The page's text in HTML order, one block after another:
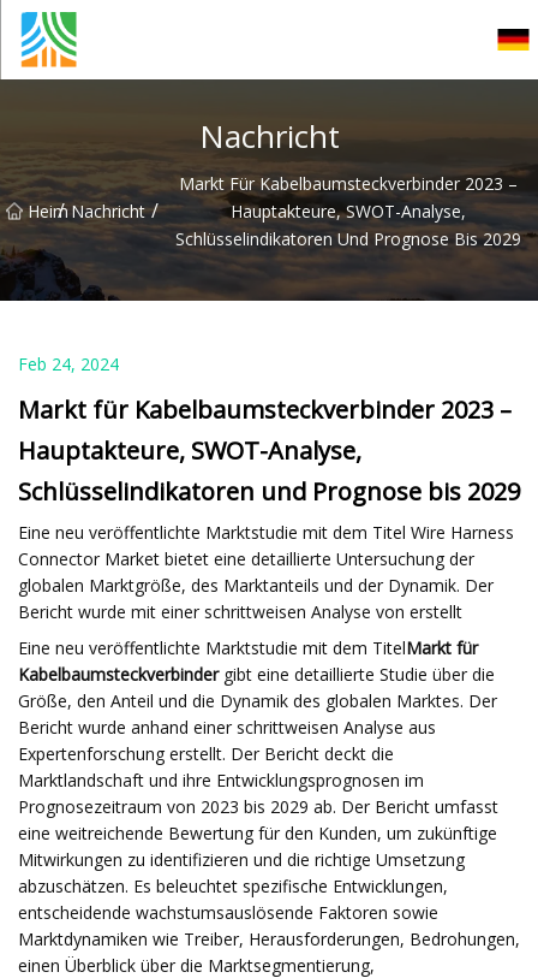
Nachricht
Heim
/ Nachricht /
Markt Für Kabelbaumsteckverbinder 2023 –
Hauptakteure, SWOT-Analyse,
Schlüsselindikatoren Und Prognose Bis 2029
Feb 24, 2024
Markt für Kabelbaumsteckverbinder 2023 –
Hauptakteure, SWOT-Analyse,
Schlüsselindikatoren und Prognose bis 2029
Eine neu veröffentlichte Marktstudie mit dem Titel Wire Harness
Connector Market bietet eine detaillierte Untersuchung der
globalen Marktgröße, des Marktanteils und der Dynamik. Der
Bericht wurde mit einer schrittweisen Analyse von erstellt
Eine neu veröffentlichte Marktstudie mit dem TitelMarkt für
Kabelbaumsteckverbindergibt eine detaillierte Studie über die
Größe, den Anteil und die Dynamik des globalen Marktes. Der
Bericht wurde anhand einer schrittweisen Analyse aus
Expertenforschung erstellt. Der Bericht deckt die
Marktlandschaft und ihre Entwicklungsprognosen im
Prognosezeitraum von 2023 bis 2029 ab. Der Bericht umfasst
eine weitreichende Bewertung für den Kunden, um zukünftige
Mitwirkungen zu identifizieren und die richtige Umsetzung
abzuschätzen. Es beleuchtet spezifische Entwicklungen,
entscheidende wachstumsauslösende Faktoren sowie
Marktdynamiken wie Treiber, Herausforderungen, Bedrohungen,
einen Überblick über die Marktsegmentierung,